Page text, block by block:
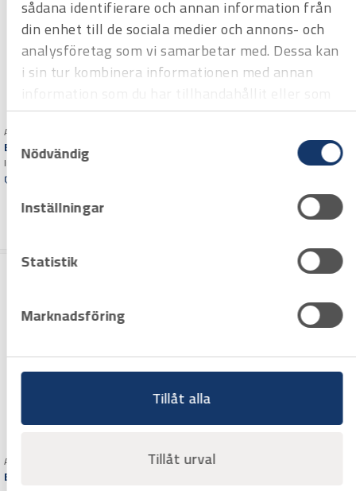
sådana identifierare och annan information från
din enhet till de sociala medier och annons- och
analysföretag som vi samarbetar med. Dessa kan
i sin tur kombinera informationen med annan
de har samlat in när du har använt deras tjänster.
Samtyckesval
Nödvändig
Inställningar
Statistik
Marknadsföring
Tillåt alla
Tillåt urval
Art.nr 2375022
Bitshylsa Wiha
Invändig sexkant 1/4", invändig
fyrkant 3/8"
Varuko
Varuko
Art.nr 2378020
Bitshylsa Wiha 1/4″
Bitshylsa Wiha 10 mm